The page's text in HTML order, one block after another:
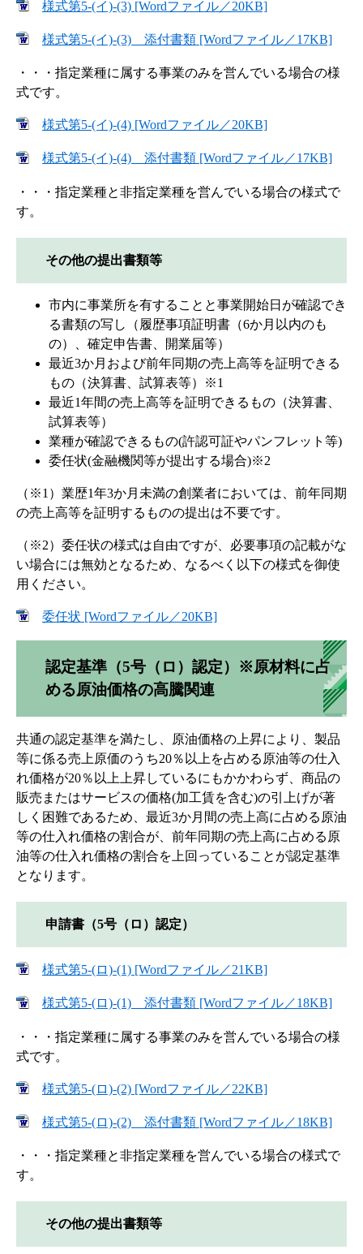
様式第5-(イ)-(3) [Wordファイル／20KB]
様式第5-(イ)-(3) 添付書類 [Wordファイル／17KB]
・・・指定業種に属する事業のみを営んでいる場合の様
式です。
様式第5-(イ)-(4) [Wordファイル／20KB]
様式第5-(イ)-(4) 添付書類 [Wordファイル／17KB]
・・・指定業種と非指定業種を営んでいる場合の様式で
す。
その他の提出書類等
市内に事業所を有することと事業開始日が確認でき
る書類の写し（履歴事項証明書（6か月以内のも
の）、確定申告書、開業届等）
最近3か月および前年同期の売上高等を証明できる
もの（決算書、試算表等）※1
最近1年間の売上高等を証明できるもの（決算書、
試算表等）
業種が確認できるもの(許認可証やパンフレット等)
委任状(金融機関等が提出する場合)※2
（※1）業歴1年3か月未満の創業者においては、前年同期
の売上高等を証明するものの提出は不要です。
（※2）委任状の様式は自由ですが、必要事項の記載がな
い場合には無効となるため、なるべく以下の様式を御使
用ください。
委任状 [Wordファイル／20KB]
認定基準（5号（ロ）認定）※原材料に占
める原油価格の高騰関連
共通の認定基準を満たし、原油価格の上昇により、製品
等に係る売上原価のうち20％以上を占める原油等の仕入
れ価格が20％以上上昇しているにもかかわらず、商品の
販売またはサービスの価格(加工賃を含む)の引上げが著
しく困難であるため、最近3か月間の売上高に占める原油
等の仕入れ価格の割合が、前年同期の売上高に占める原
油等の仕入れ価格の割合を上回っていることが認定基準
となります。
申請書（5号（ロ）認定）
様式第5-(ロ)-(1) [Wordファイル／21KB]
様式第5-(ロ)-(1) 添付書類 [Wordファイル／18KB]
・・・指定業種に属する事業のみを営んでいる場合の様
式です。
様式第5-(ロ)-(2) [Wordファイル／22KB]
様式第5-(ロ)-(2) 添付書類 [Wordファイル／18KB]
・・・指定業種と非指定業種を営んでいる場合の様式で
す。
その他の提出書類等